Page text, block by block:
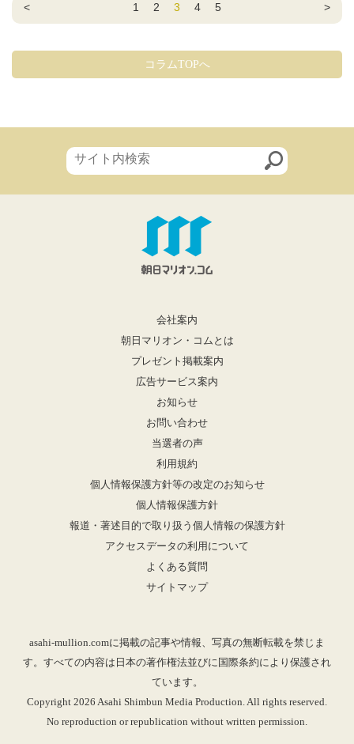
< 1 2 3 4 5 >
コラムTOPへ
会社案内
朝日マリオン・コムとは
プレゼント掲載案内
広告サービス案内
お知らせ
お問い合わせ
当選者の声
利用規約
個人情報保護方針等の改定のお知らせ
個人情報保護方針
報道・著述目的で取り扱う個人情報の保護方針
アクセスデータの利用について
よくある質問
サイトマップ
asahi-mullion.comに掲載の記事や情報、写真の無断転載を禁じま
す。すべての内容は日本の著作権法並びに国際条約により保護され
ています。
Copyright 2026 Asahi Shimbun Media Production. All rights reserved.
No reproduction or republication without written permission.